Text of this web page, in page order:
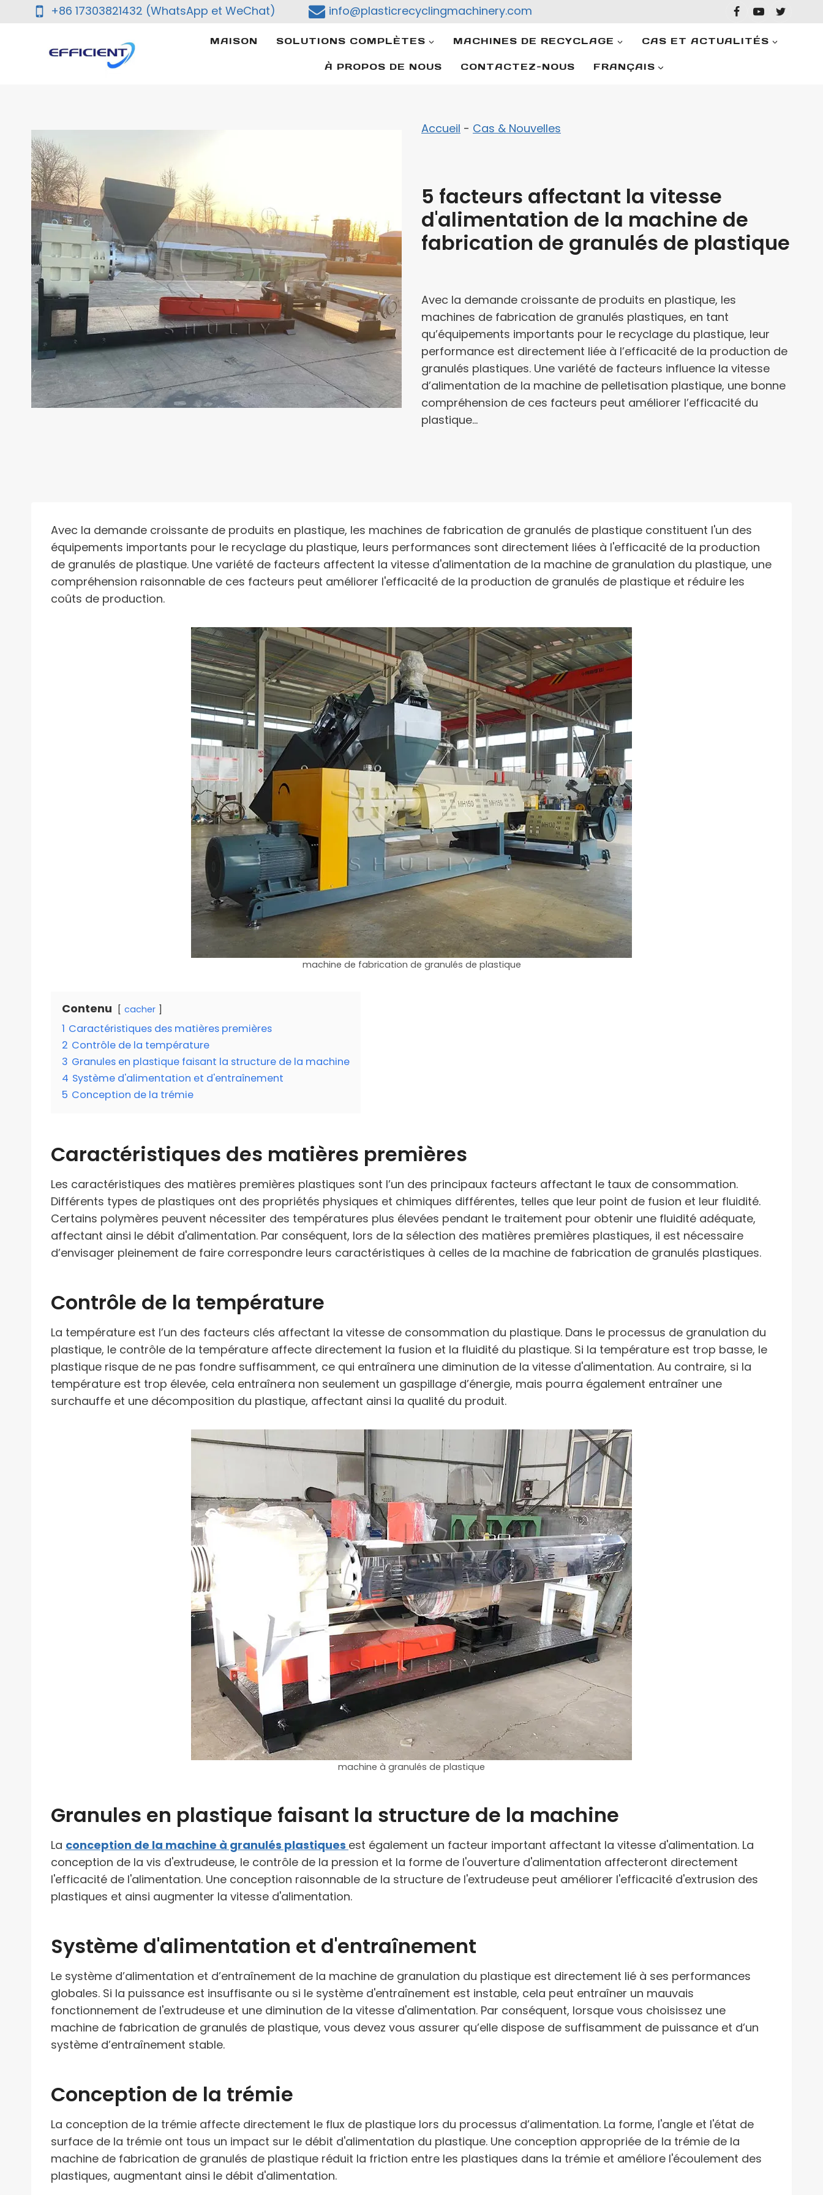
+86 17303821432 (WhatsApp et WeChat) info@plasticrecyclingmachinery.com
MAISON SOLUTIONS COMPLÈTES MACHINES DE RECYCLAGE CAS ET ACTUALITÉS
À PROPOS DE NOUS CONTACTEZ-NOUS FRANÇAIS
Accueil - Cas & Nouvelles
5 facteurs affectant la vitesse
d'alimentation de la machine de
fabrication de granulés de plastique
Avec la demande croissante de produits en plastique, les
machines de fabrication de granulés plastiques, en tant
qu’équipements importants pour le recyclage du plastique, leur
performance est directement liée à l’efficacité de la production de
granulés plastiques. Une variété de facteurs influence la vitesse
d’alimentation de la machine de pelletisation plastique, une bonne
compréhension de ces facteurs peut améliorer l’efficacité du
plastique…
Avec la demande croissante de produits en plastique, les machines de fabrication de granulés de plastique constituent l'un des
équipements importants pour le recyclage du plastique, leurs performances sont directement liées à l'efficacité de la production
de granulés de plastique. Une variété de facteurs affectent la vitesse d'alimentation de la machine de granulation du plastique, une
compréhension raisonnable de ces facteurs peut améliorer l'efficacité de la production de granulés de plastique et réduire les
coûts de production.
machine de fabrication de granulés de plastique
Contenu cacher
1 Caractéristiques des matières premières
2 Contrôle de la température
3 Granules en plastique faisant la structure de la machine
4 Système d'alimentation et d'entraînement
5 Conception de la trémie
Caractéristiques des matières premières
Les caractéristiques des matières premières plastiques sont l’un des principaux facteurs affectant le taux de consommation.
Différents types de plastiques ont des propriétés physiques et chimiques différentes, telles que leur point de fusion et leur fluidité.
Certains polymères peuvent nécessiter des températures plus élevées pendant le traitement pour obtenir une fluidité adéquate,
affectant ainsi le débit d'alimentation. Par conséquent, lors de la sélection des matières premières plastiques, il est nécessaire
d’envisager pleinement de faire correspondre leurs caractéristiques à celles de la machine de fabrication de granulés plastiques.
Contrôle de la température
La température est l’un des facteurs clés affectant la vitesse de consommation du plastique. Dans le processus de granulation du
plastique, le contrôle de la température affecte directement la fusion et la fluidité du plastique. Si la température est trop basse, le
plastique risque de ne pas fondre suffisamment, ce qui entraînera une diminution de la vitesse d'alimentation. Au contraire, si la
température est trop élevée, cela entraînera non seulement un gaspillage d’énergie, mais pourra également entraîner une
surchauffe et une décomposition du plastique, affectant ainsi la qualité du produit.
machine à granulés de plastique
Granules en plastique faisant la structure de la machine
La conception de la machine à granulés plastiques est également un facteur important affectant la vitesse d'alimentation. La
conception de la vis d'extrudeuse, le contrôle de la pression et la forme de l'ouverture d'alimentation affecteront directement
l'efficacité de l'alimentation. Une conception raisonnable de la structure de l'extrudeuse peut améliorer l'efficacité d'extrusion des
plastiques et ainsi augmenter la vitesse d'alimentation.
Système d'alimentation et d'entraînement
Le système d’alimentation et d’entraînement de la machine de granulation du plastique est directement lié à ses performances
globales. Si la puissance est insuffisante ou si le système d'entraînement est instable, cela peut entraîner un mauvais
fonctionnement de l'extrudeuse et une diminution de la vitesse d'alimentation. Par conséquent, lorsque vous choisissez une
machine de fabrication de granulés de plastique, vous devez vous assurer qu’elle dispose de suffisamment de puissance et d’un
système d’entraînement stable.
Conception de la trémie
La conception de la trémie affecte directement le flux de plastique lors du processus d’alimentation. La forme, l'angle et l'état de
surface de la trémie ont tous un impact sur le débit d'alimentation du plastique. Une conception appropriée de la trémie de la
machine de fabrication de granulés de plastique réduit la friction entre les plastiques dans la trémie et améliore l'écoulement des
plastiques, augmentant ainsi le débit d'alimentation.